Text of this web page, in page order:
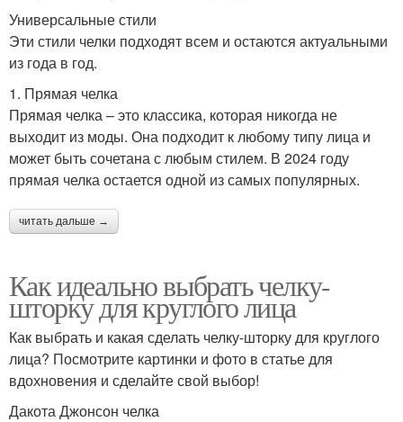
Универсальные стили
Эти стили челки подходят всем и остаются актуальными
из года в год.
1. Прямая челка
Прямая челка – это классика, которая никогда не
выходит из моды. Она подходит к любому типу лица и
может быть сочетана с любым стилем. В 2024 году
прямая челка остается одной из самых популярных.
читать дальше →
Как идеально выбрать челку-
шторку для круглого лица
Как выбрать и какая сделать челку-шторку для круглого
лица? Посмотрите картинки и фото в статье для
вдохновения и сделайте свой выбор!
Дакота Джонсон челка